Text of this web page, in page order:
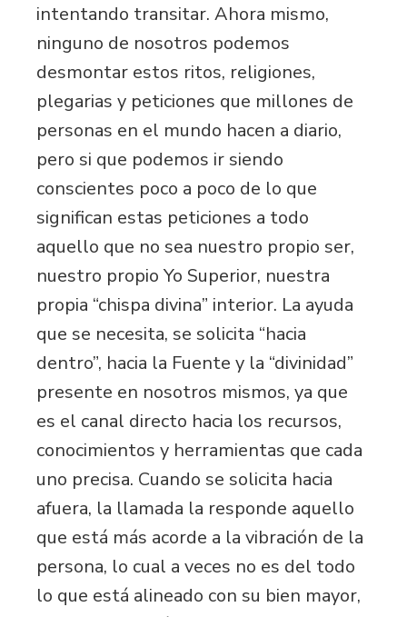
intentando transitar. Ahora mismo,
ninguno de nosotros podemos
desmontar estos ritos, religiones,
plegarias y peticiones que millones de
personas en el mundo hacen a diario,
pero si que podemos ir siendo
conscientes poco a poco de lo que
significan estas peticiones a todo
aquello que no sea nuestro propio ser,
nuestro propio Yo Superior, nuestra
propia “chispa divina” interior. La ayuda
que se necesita, se solicita “hacia
dentro”, hacia la Fuente y la “divinidad”
presente en nosotros mismos, ya que
es el canal directo hacia los recursos,
conocimientos y herramientas que cada
uno precisa. Cuando se solicita hacia
afuera, la llamada la responde aquello
que está más acorde a la vibración de la
persona, lo cual a veces no es del todo
lo que está alineado con su bien mayor,